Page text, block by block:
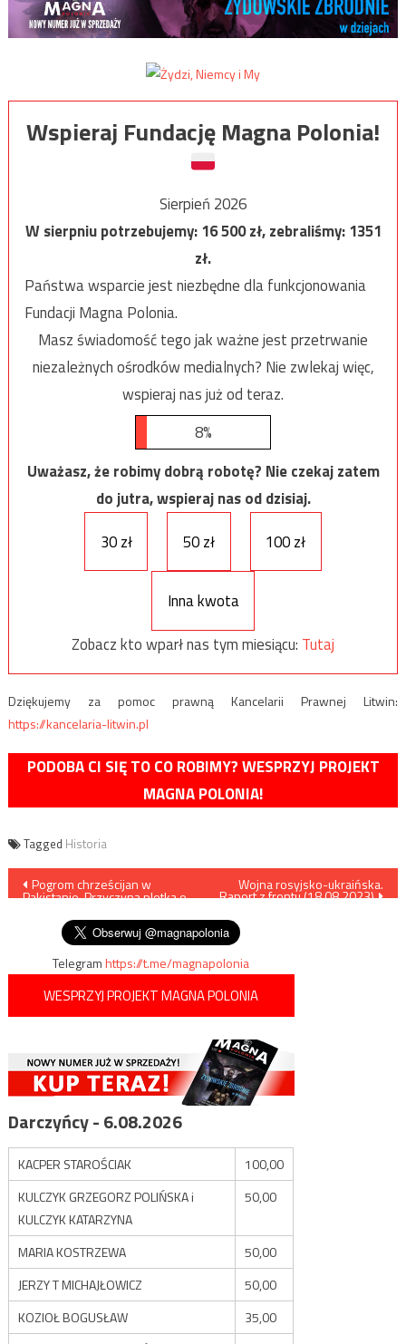
Wspieraj Fundację Magna Polonia!
Sierpień 2026
W sierpniu potrzebujemy:16 500zł, zebraliśmy:1351
zł.
Państwa wsparcie jest niezbędne dla funkcjonowania
Fundacji Magna Polonia.
Masz świadomość tego jak ważne jest przetrwanie
niezależnych ośrodków medialnych? Nie zwlekaj więc,
wspieraj nas już od teraz.
8%
Uważasz, że robimy dobrą robotę? Nie czekaj zatem
do jutra, wspieraj nas od dzisiaj.
30 zł
50 zł 100 zł
Inna kwota
Zobacz kto wparł nas tym miesiącu: Tutaj
Dziękujemy za pomoc prawną Kancelarii Prawnej Litwin:
https://kancelaria-litwin.pl
PODOBA CI SIĘ TO CO ROBIMY? WESPRZYJ PROJEKT
MAGNA POLONIA!
Tagged Historia
Nawigacja
wpisu
Pogrom chrześcijan w
Pakistanie. Przyczyną plotka o
Wojna rosyjsko-ukraińska.
Raport z frontu (18.08.2023)
Telegramhttps://t.me/magnapolonia
WESPRZYJ PROJEKT MAGNA POLONIA
Darczyńcy - 6.08.2026
KACPER STAROŚCIAK
100,00
KULCZYK GRZEGORZ POLIŃSKA i
KULCZYK KATARZYNA
50,00
MARIA KOSTRZEWA
50,00
JERZY T MICHAJŁOWICZ
50,00
KOZIOŁ BOGUSŁAW
35,00